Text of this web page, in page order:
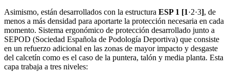
Asimismo, están desarrollados con la estructura ESP 1 [1·2·3], de
menos a más densidad para aportarte la protección necesaria en cada
momento. Sistema ergonómico de protección desarrollado junto a
SEPOD (Sociedad Española de Podología Deportiva) que consiste
en un refuerzo adicional en las zonas de mayor impacto y desgaste
del calcetín como es el caso de la puntera, talón y media planta. Esta
capa trabaja a tres niveles: